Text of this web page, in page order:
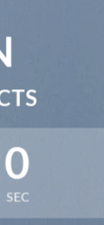
0
SEC